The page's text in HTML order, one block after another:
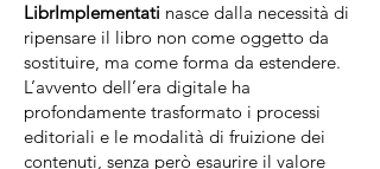
LibrImplementati nasce dalla necessità di
ripensare il libro non come oggetto da
sostituire, ma come forma da estendere.
L’avvento dell’era digitale ha
profondamente trasformato i processi
editoriali e le modalità di fruizione dei
contenuti, senza però esaurire il valore